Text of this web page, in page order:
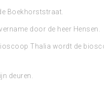
Boekhorststraat.
door de heer Hensen.
Thalia wordt de
deuren.